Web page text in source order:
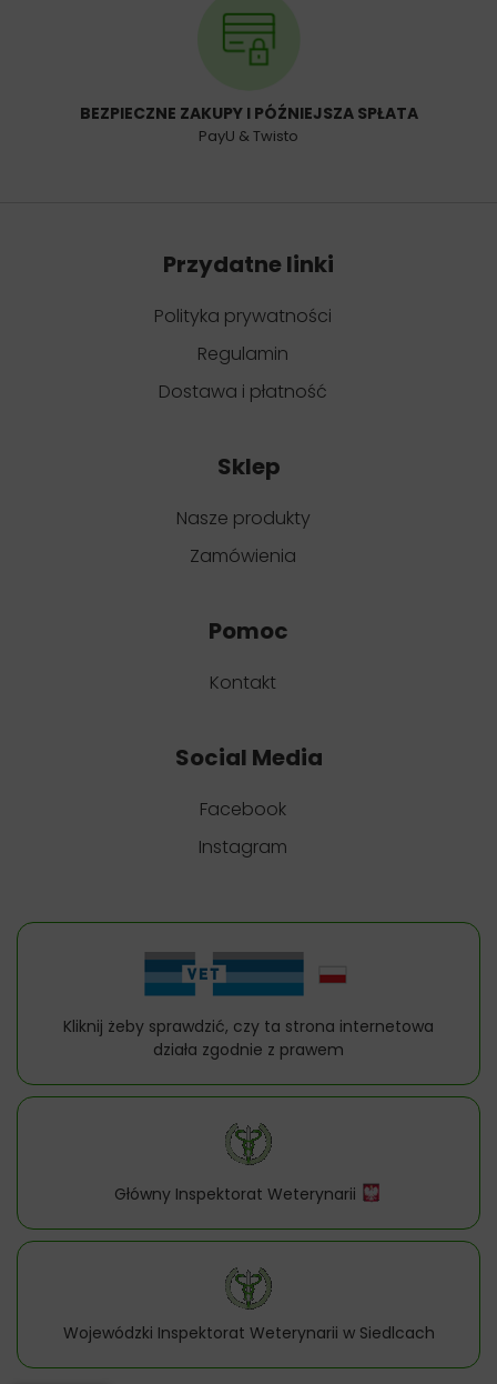
BEZPIECZNE ZAKUPY I PÓŹNIEJSZA SPŁATA
PayU & Twisto
Przydatne linki
Polityka prywatności
Regulamin
Dostawa i płatność
Sklep
Nasze produkty
Zamówienia
Pomoc
Kontakt
Social Media
Facebook
Instagram
Kliknij żeby sprawdzić, czy ta strona internetowa
działa zgodnie z prawem
Główny Inspektorat Weterynarii
Wojewódzki Inspektorat Weterynarii w Siedlcach